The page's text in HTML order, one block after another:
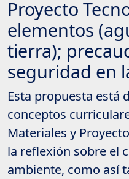
Proyecto
elementos
tierra);
seguridad en
Esta propuesta está
conceptos
Materiales y
la reflexión sobre el
ambiente, como así